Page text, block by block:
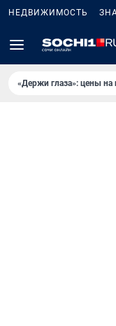
НЕДВИЖИМОСТЬ
«Держи глаза»: цены